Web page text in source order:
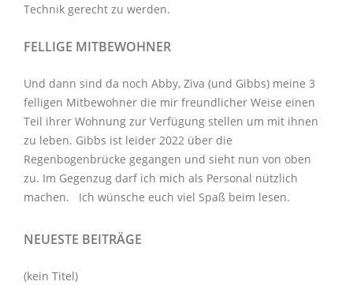
Technik gerecht zu werden.
FELLIGE MITBEWOHNER
Und dann sind da noch Abby, Ziva (und Gibbs) meine 3
felligen Mitbewohner die mir freundlicher Weise einen
Teil ihrer Wohnung zur Verfügung stellen um mit ihnen
zu leben. Gibbs ist leider 2022 über die
Regenbogenbrücke gegangen und sieht nun von oben
zu. Im Gegenzug darf ich mich als Personal nützlich
machen. Ich wünsche euch viel Spaß beim lesen.
NEUESTE BEITRÄGE
(kein Titel)